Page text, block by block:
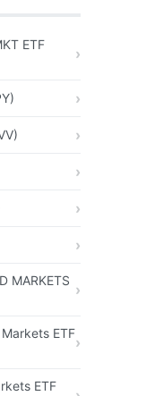
ETF
MARKETS
ETF
ETF